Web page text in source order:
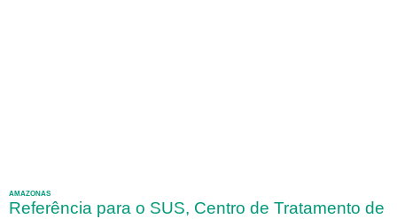
AMAZONAS
Referência para o SUS, Centro de Tratamento de